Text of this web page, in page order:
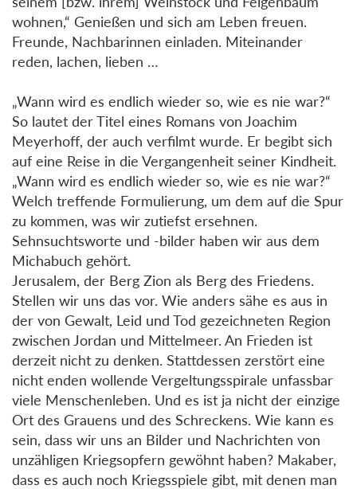
wohnen,“ Genießen und sich am Leben freuen.
Freunde, Nachbarinnen einladen. Miteinander
reden, lachen, lieben …
„Wann wird es endlich wieder so, wie es nie war?“
So lautet der Titel eines Romans von Joachim
Meyerhoff, der auch verfilmt wurde. Er begibt sich
auf eine Reise in die Vergangenheit seiner Kindheit.
„Wann wird es endlich wieder so, wie es nie war?“
Welch treffende Formulierung, um dem auf die Spur
zu kommen, was wir zutiefst ersehnen.
Sehnsuchtsworte und -bilder haben wir aus dem
Michabuch gehört.
Jerusalem, der Berg Zion als Berg des Friedens.
Stellen wir uns das vor. Wie anders sähe es aus in
der von Gewalt, Leid und Tod gezeichneten Region
zwischen Jordan und Mittelmeer. An Frieden ist
derzeit nicht zu denken. Stattdessen zerstört eine
nicht enden wollende Vergeltungsspirale unfassbar
viele Menschenleben. Und es ist ja nicht der einzige
Ort des Grauens und des Schreckens. Wie kann es
sein, dass wir uns an Bilder und Nachrichten von
unzähligen Kriegsopfern gewöhnt haben? Makaber,
dass es auch noch Kriegsspiele gibt, mit denen man